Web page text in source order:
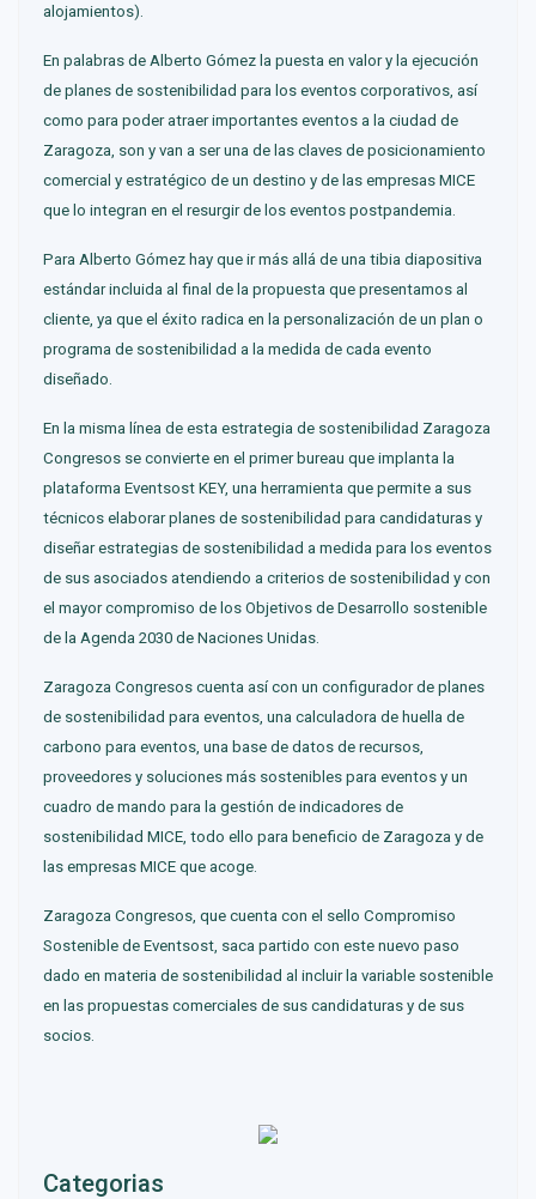
alojamientos).
En palabras de Alberto Gómez la puesta en valor y la ejecución
de planes de sostenibilidad para los eventos corporativos, así
como para poder atraer importantes eventos a la ciudad de
Zaragoza, son y van a ser una de las claves de posicionamiento
comercial y estratégico de un destino y de las empresas MICE
que lo integran en el resurgir de los eventos postpandemia.
Para Alberto Gómez hay que ir más allá de una tibia diapositiva
estándar incluida al final de la propuesta que presentamos al
cliente, ya que el éxito radica en la personalización de un plan o
programa de sostenibilidad a la medida de cada evento
diseñado.
En la misma línea de esta estrategia de sostenibilidad Zaragoza
Congresos se convierte en el primer bureau que implanta la
plataforma Eventsost KEY, una herramienta que permite a sus
técnicos elaborar planes de sostenibilidad para candidaturas y
diseñar estrategias de sostenibilidad a medida para los eventos
de sus asociados atendiendo a criterios de sostenibilidad y con
el mayor compromiso de los Objetivos de Desarrollo sostenible
de la Agenda 2030 de Naciones Unidas.
Zaragoza Congresos cuenta así con un configurador de planes
de sostenibilidad para eventos, una calculadora de huella de
carbono para eventos, una base de datos de recursos,
proveedores y soluciones más sostenibles para eventos y un
cuadro de mando para la gestión de indicadores de
sostenibilidad MICE, todo ello para beneficio de Zaragoza y de
las empresas MICE que acoge.
Zaragoza Congresos, que cuenta con el sello Compromiso
Sostenible de Eventsost, saca partido con este nuevo paso
dado en materia de sostenibilidad al incluir la variable sostenible
en las propuestas comerciales de sus candidaturas y de sus
socios.
Categorias